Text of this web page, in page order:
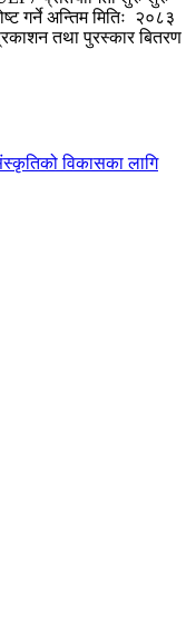
गर्ने अन्तिम मितिः २०८३
तथा पुरस्कार बितरण
विकासका लागि